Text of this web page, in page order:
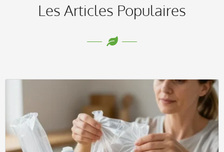
Les Articles Populaires